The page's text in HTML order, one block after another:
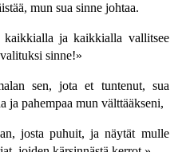
mun sua sinne johtaa.
kaikkialla ja kaikkialla vallitsee
sinne!»
sen, jota et tuntenut, sua
ja pahempaa mun välttääkseni,
josta puhuit, ja näytät mulle